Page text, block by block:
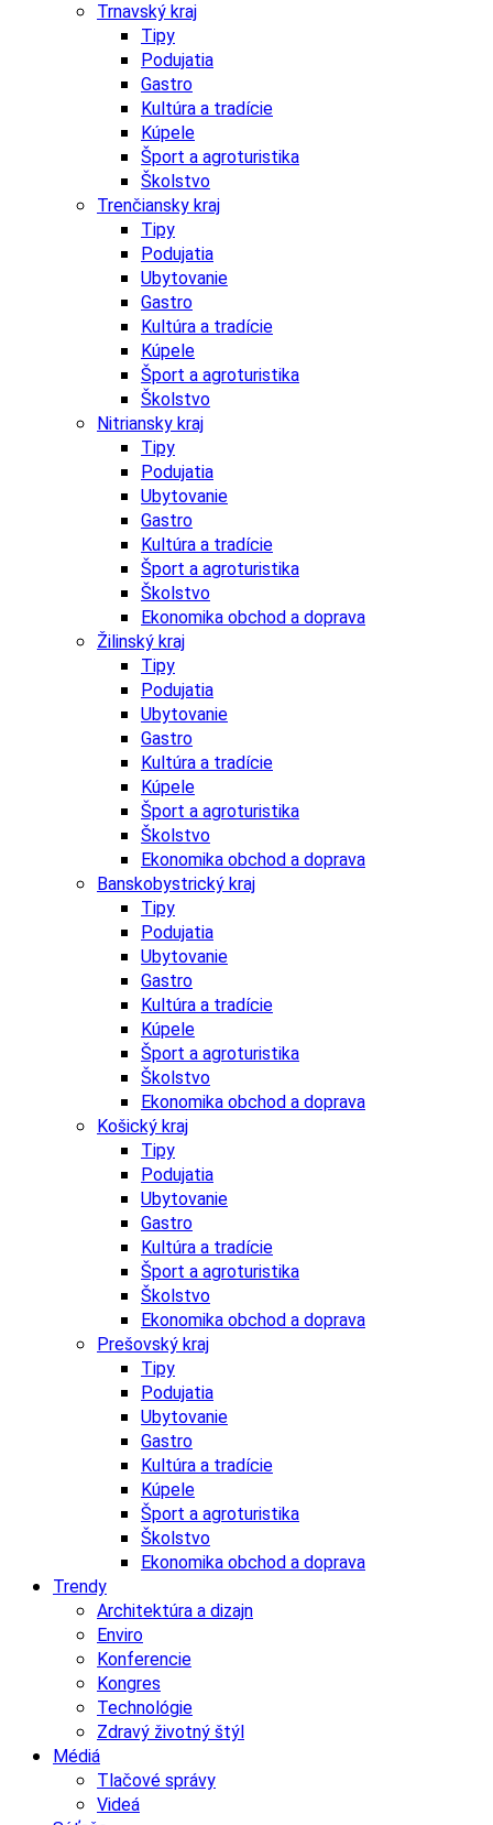
Trnavský kraj
Tipy
Podujatia
Gastro
Kultúra a tradície
Kúpele
Šport a agroturistika
Školstvo
Trenčiansky kraj
Tipy
Podujatia
Ubytovanie
Gastro
Kultúra a tradície
Kúpele
Šport a agroturistika
Školstvo
Nitriansky kraj
Tipy
Podujatia
Ubytovanie
Gastro
Kultúra a tradície
Šport a agroturistika
Školstvo
Ekonomika obchod a doprava
Žilinský kraj
Tipy
Podujatia
Ubytovanie
Gastro
Kultúra a tradície
Kúpele
Šport a agroturistika
Školstvo
Ekonomika obchod a doprava
Banskobystrický kraj
Tipy
Podujatia
Ubytovanie
Gastro
Kultúra a tradície
Kúpele
Šport a agroturistika
Školstvo
Ekonomika obchod a doprava
Košický kraj
Tipy
Podujatia
Ubytovanie
Gastro
Kultúra a tradície
Šport a agroturistika
Školstvo
Ekonomika obchod a doprava
Prešovský kraj
Tipy
Podujatia
Ubytovanie
Gastro
Kultúra a tradície
Kúpele
Šport a agroturistika
Školstvo
Ekonomika obchod a doprava
Trendy
Architektúra a dizajn
Enviro
Konferencie
Kongres
Technológie
Zdravý životný štýl
Médiá
Tlačové správy
Videá